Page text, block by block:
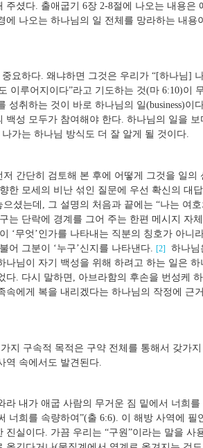
셨다. 출애굽기 6장 2-8절에 나오는 내용은
나오는 하나님의 일 전체를 망라하는 내용이
요하다. 왜냐하면 그것은 우리가 “[하나님]
이루어지이다”라고 기도하는 것(마 6:10)이
취하는 것이 바로 하나님의 일(business)이
백성 모두가 참여해야 한다. 하나님의 일을 보
가는 하나님 방식도 더 잘 알게 될 것이다.
간단히 검토해 본 후에 어떻게 그것을 일의
한 모세의 비난 섞인 질문에 우선 확신의 대답
셨는데, 그 설명의 처음과 끝에는 “나는 여
는 단락에 경계를 그어 주는 한편 메시지 자체
‘무엇’인가를 나타내는 직분의 칭호가 아니
어 그분이 ‘누구’신지를 나타낸다. [2]
하나님
나님이 자기 백성을 위해 하려고 하는 일은 하
다. 다시 말하면, 아브라함의 후손을 번성케 하
에게 복을 내리겠다는 하나님의 작정에 근거
지 구속적 목적은 구약 전체를 통해서 갖가지
역 속에서도 발견된다.
내가 애굽 사람의 무거운 짐 밑에서 너희를
너희를 속량하여”(출 6:6). 이 해방 사역에 필
실이다. 가끔 우리는 “구원”이라는 말을 사